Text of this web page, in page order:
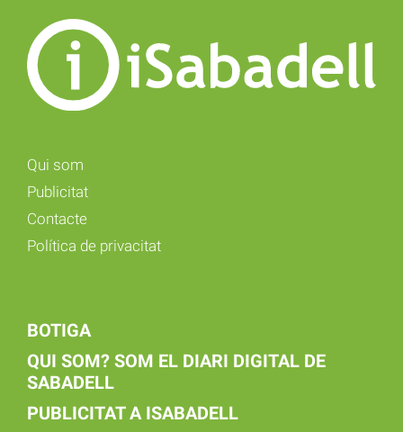
Qui som
Publicitat
Contacte
Política de privacitat
BOTIGA
QUI SOM? SOM EL DIARI DIGITAL DE
SABADELL
PUBLICITAT A ISABADELL